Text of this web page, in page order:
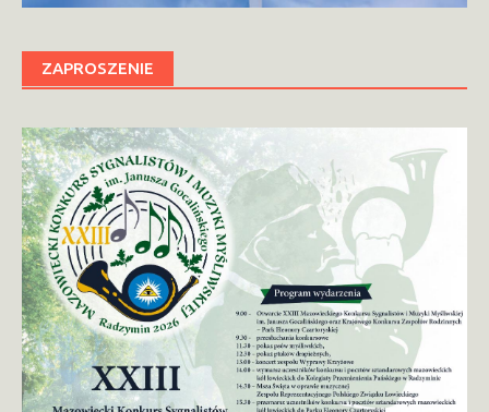
ZAPROSZENIE